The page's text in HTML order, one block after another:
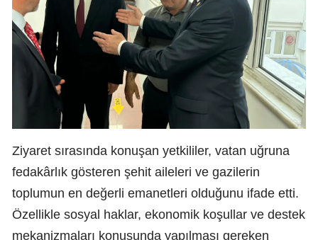
Ziyaret sırasında konuşan yetkililer, vatan uğruna
fedakârlık gösteren şehit aileleri ve gazilerin
toplumun en değerli emanetleri olduğunu ifade etti.
Özellikle sosyal haklar, ekonomik koşullar ve destek
mekanizmaları konusunda yapılması gereken